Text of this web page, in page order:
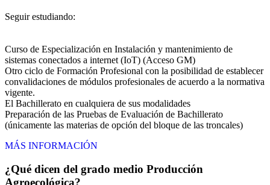
Seguir estudiando:
Curso de Especialización en Instalación y mantenimiento de
sistemas conectados a internet (IoT) (Acceso GM)
Otro ciclo de Formación Profesional con la posibilidad de establecer
convalidaciones de módulos profesionales de acuerdo a la normativa
vigente.
El Bachillerato en cualquiera de sus modalidades
Preparación de las Pruebas de Evaluación de Bachillerato
(únicamente las materias de opción del bloque de las troncales)
MÁS INFORMACIÓN
¿Qué dicen del grado medio Producción
Agroecológica?